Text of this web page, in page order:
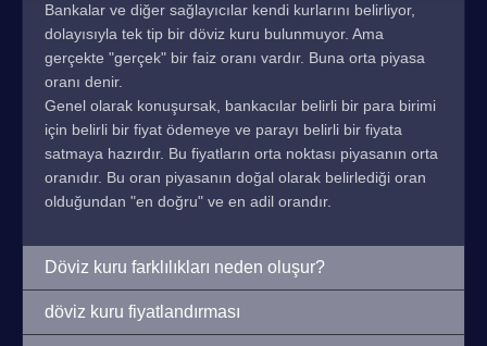
Bankalar ve diğer sağlayıcılar kendi kurlarını belirliyor,
dolayısıyla tek tip bir döviz kuru bulunmuyor. Ama
gerçekte "gerçek" bir faiz oranı vardır. Buna orta piyasa
oranı denir.
Genel olarak konuşursak, bankacılar belirli bir para birimi
için belirli bir fiyat ödemeye ve parayı belirli bir fiyata
satmaya hazırdır. Bu fiyatların orta noktası piyasanın orta
oranıdır. Bu oran piyasanın doğal olarak belirlediği oran
olduğundan "en doğru" ve en adil orandır.
Döviz kuru farklılıkları neden oluşur?
döviz kuru fiyatlandırması